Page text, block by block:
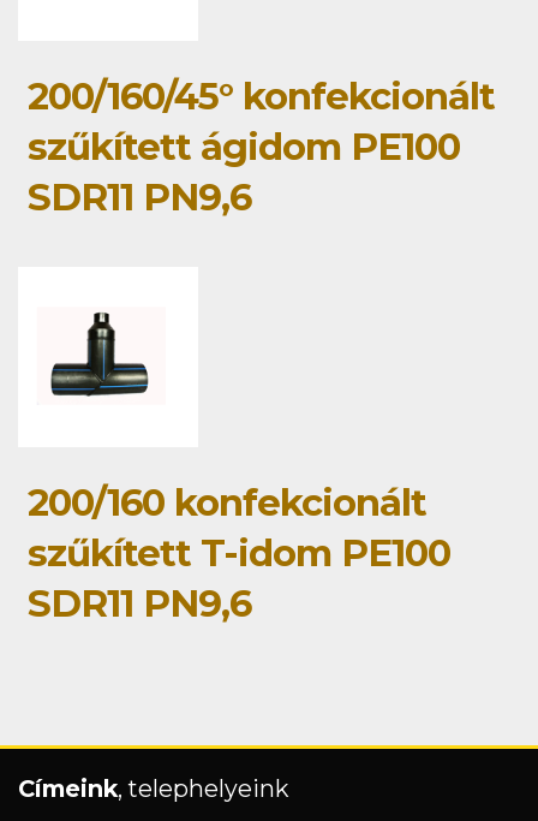
200/160/45° konfekcionált
szűkített ágidom PE100
SDR11 PN9,6
200/160 konfekcionált
szűkített T-idom PE100
SDR11 PN9,6
Címeink, telephelyeink